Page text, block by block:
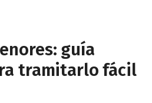
guía
tramitarlo fácil